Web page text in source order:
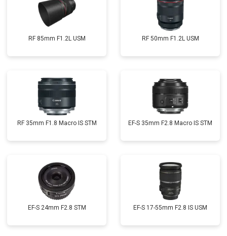
RF 85mm F1.2L USM RF 50mm F1.2L USM
RF 35mm F1.8 Macro IS STM EF-S 35mm F2.8 Macro IS STM
EF-S 24mm F2.8 STM EF-S 17-55mm F2.8 IS USM